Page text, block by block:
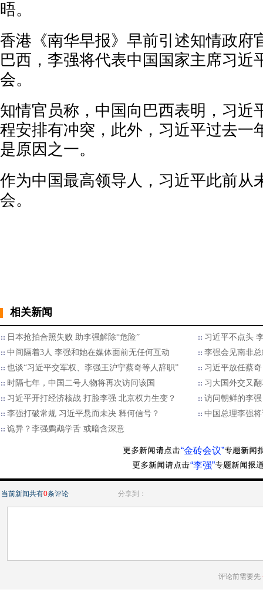
晤。
香港《南华早报》早前引述知情政府
巴西，李强将代表中国国家主席习近
会。
知情官员称，中国向巴西表明，习近
程安排有冲突，此外，习近平过去一
是原因之一。
作为中国最高领导人，习近平此前从
会。
相关新闻
日本抢拍合照失败 助李强解除“危险”
习近平不点头
中间隔着3人 李强和她在媒体面前无任何互动
李强会见南非
也谈“习近平交军权、李强王沪宁蔡奇等人辞职”
习近平放任蔡
时隔七年，中国二号人物将再次访问该国
习大国外交又
习近平开打经济核战 打脸李强 北京权力生变？
访问朝鲜的李
李强打破常规 习近平悬而未决 释何信号？
中国总理李强
诡异？李强鹦鹉学舌 或暗含深意
“金砖会议”
“李强”
当前新闻共有0条评论 分享到：
评论前需要先